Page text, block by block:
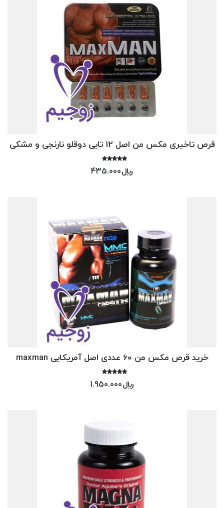
قرص تاخیری مکس من اصل 12 تایی دوقلو نارنجی و مشکی
4.50 ﷼435.000
خرید قرص مکس من 60 عددی اصل آمریکایی maxman
5.00
﷼1.950.000